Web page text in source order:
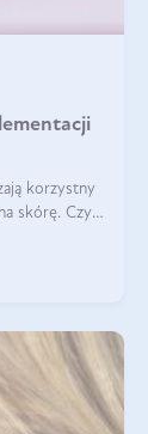
korzystny
skórę. Czy